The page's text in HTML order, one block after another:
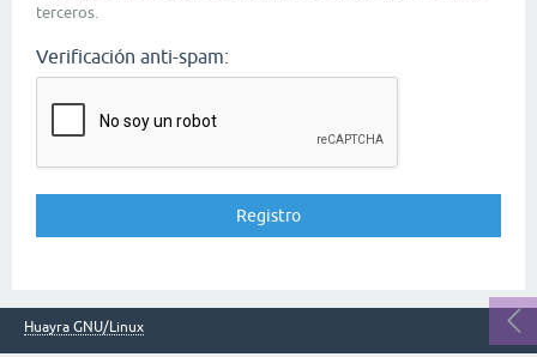
terceros.
Verificación anti-spam:
Huayra GNU/Linux